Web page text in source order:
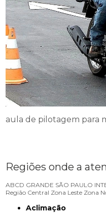
aula de pilotagem para
Regiões onde a
ABCD GRANDE SÃO PAULO
Região Central Zona Leste Zona
Aclimação